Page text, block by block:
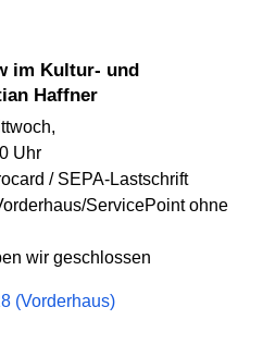
Haffner
Uhr
/ SEPA-Lastschrift
ServicePoint ohne
wir geschlossen
(Vorderhaus)